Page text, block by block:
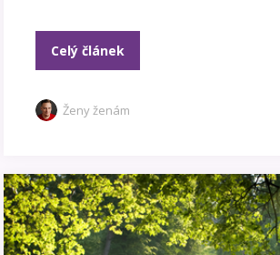
Celý článek
Ženy ženám